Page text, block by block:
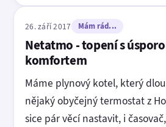
26. září 2017 Mám rád...
Netatmo - topení s
komfortem
Máme plynový kotel, který
nějaký obyčejný termostat z
sice pár věcí nastavit, i